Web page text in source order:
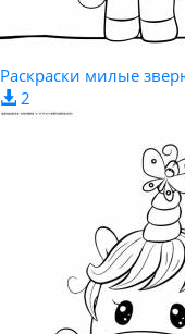
Раскраски милые
2